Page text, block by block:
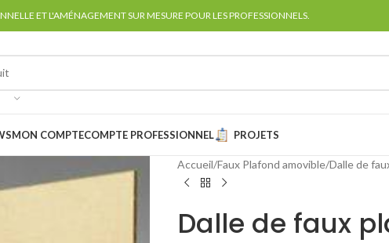
ET L'AMÉNAGEMENT SUR MESURE POUR LES PROFESSIONNELS.
MON COMPTECOMPTE PROFESSIONNEL PROJETS
Accueil Faux Plafond amovible Dalle de
Dalle de faux